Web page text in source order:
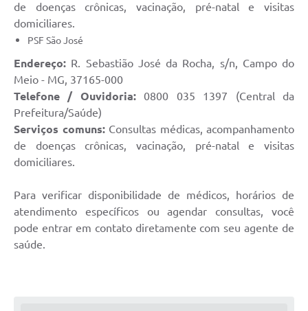
de doenças crônicas, vacinação, pré-natal e visitas
domiciliares.
PSF São José
Endereço: R. Sebastião José da Rocha, s/n, Campo do
Meio - MG, 37165-000
Telefone / Ouvidoria:0800 035 1397 (Central da
Prefeitura/Saúde)
Serviços comuns:Consultas médicas, acompanhamento
de doenças crônicas, vacinação, pré-natal e visitas
domiciliares.
Para verificar disponibilidade de médicos, horários de
atendimento específicos ou agendar consultas, você
pode entrar em contato diretamente com seu agente de
saúde.